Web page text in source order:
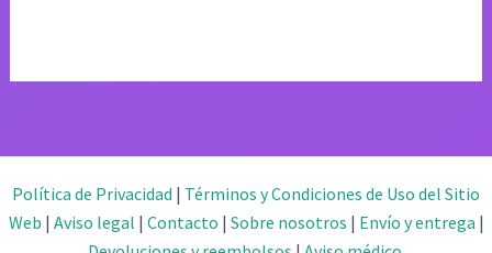
Política de Privacidad | Términos y Condiciones de Uso del Sitio
Web | Aviso legal | Contacto | Sobre nosotros | Envío y entrega |